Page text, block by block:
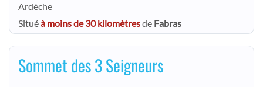
Ardèche
Situéà moins de 30 kilomètresde Fabras
Sommet des 3 Seigneurs